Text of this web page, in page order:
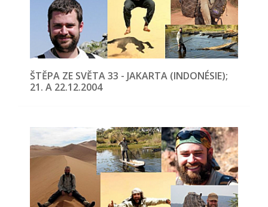
ŠTĚPA ZE SVĚTA 33 - JAKARTA (INDONÉSIE);
21. A 22.12.2004